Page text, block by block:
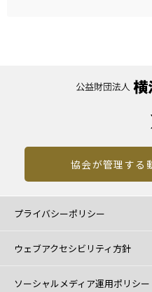
協会が管理する
プライバシーポリシー
ウェブアクセシビリティ方針
ソーシャルメディア運用ポリシー